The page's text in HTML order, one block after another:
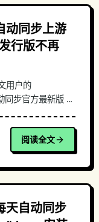
动同步上游
行版不再
用户的
同步官方最新版 +
一致问题。本文从
明其与手工汉化/
例。
阅读全文
天自动同步